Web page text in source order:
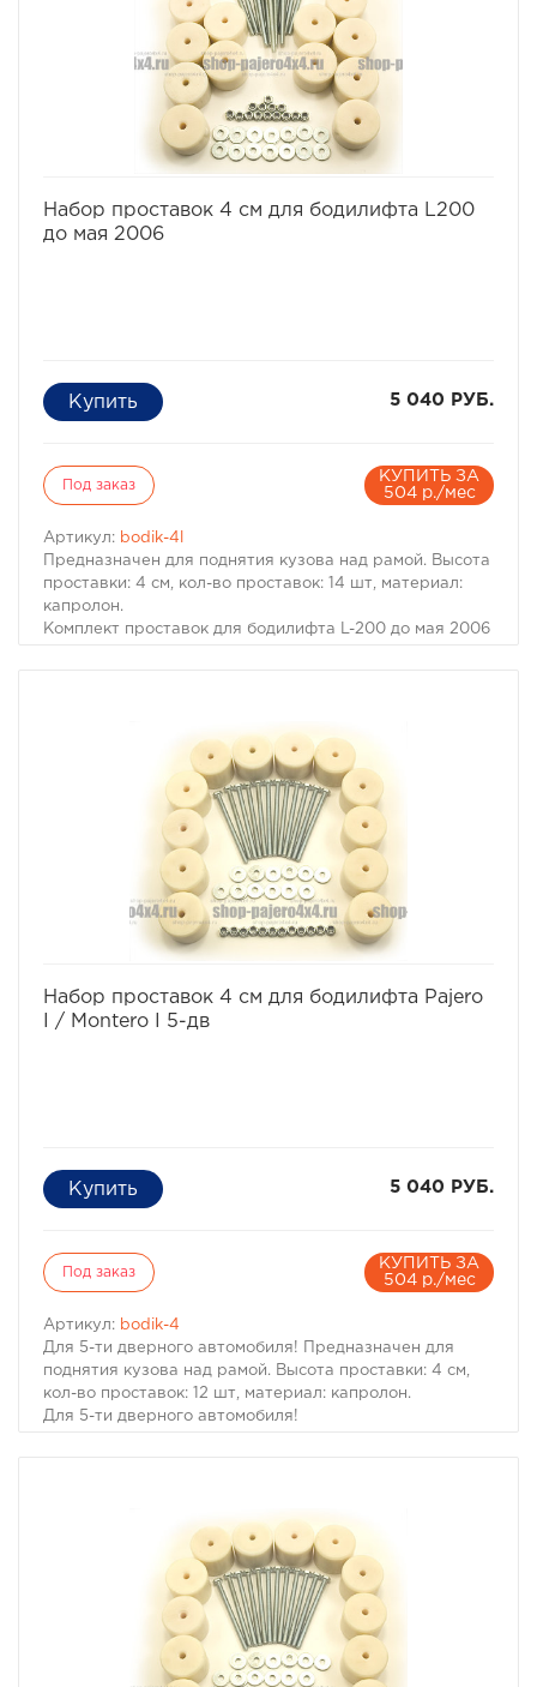
Характеристики Комплекта проставок для бодилифта
L-200 с мая 2006:
Высота проставки: 4 см
Кол-во проставок: 14 шт
Материал: капролон
Набор проставок 4 см для бодилифта L200
до мая 2006
5 040 РУБ.
Под заказ
КУПИТЬ ЗА
504 р./мес
Артикул: bodik-4l
Предназначен для поднятия кузова над рамой. Высота
проставки: 4 см, кол-во проставок: 14 шт, материал:
капролон.
Комплект проставок для бодилифта L-200 до мая 2006
В комплект проставок для бодилифта L-200 до мая
2006 входят сами проставки, а также болты, гайки и
шайбы для крепления.
Характеристики комплекта проставок для бодилифта
L-200 до мая 2006:
Высота проставки: 4 см
Кол-во проставок: 14 шт
Материал: капролон
Набор проставок 4 см для бодилифта Pajero
I / Montero I 5-дв
5 040 РУБ.
Под заказ
КУПИТЬ ЗА
504 р./мес
Артикул: bodik-4
Для 5-ти дверного автомобиля! Предназначен для
поднятия кузова над рамой. Высота проставки: 4 см,
кол-во проставок: 12 шт, материал: капролон.
Для 5-ти дверного автомобиля!
условиях офф-роуд.
В комплект проставок для бодилифта Pajero I / Montero
I входят сами проставки, а также болты, гайки и шайбы
Характеристики Комплекта проставок для бодилифта
Pajero I / Montero I:
· Высота проставки: 4 см